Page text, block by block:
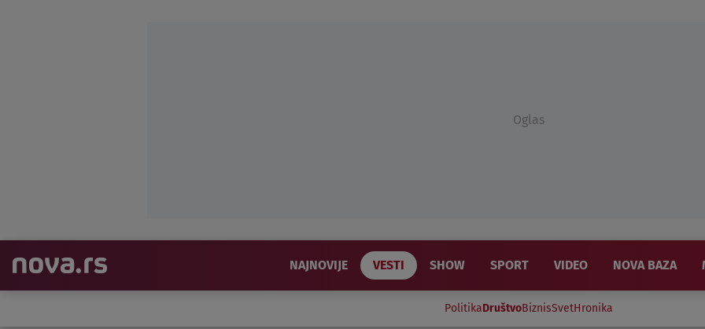
Oglas
NAJNOVIJE VESTI SHOW SPORT VIDEO NOVA BAZA
PolitikaDruštvoBiznisSvetHronika